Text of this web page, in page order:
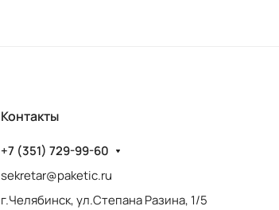
Контакты
+7 (351) 729-99-60
sekretar@paketic.ru
г.Челябинск, ул.Степана Разина, 1/5